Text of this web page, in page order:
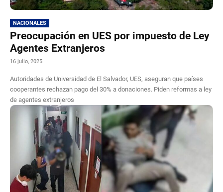
NACIONALES
Preocupación en UES por impuesto de Ley
Agentes Extranjeros
16 julio, 2025
Autoridades de Universidad de El Salvador, UES, aseguran que países
cooperantes rechazan pago del 30% a donaciones. Piden reformas a ley
de agentes extranjeros